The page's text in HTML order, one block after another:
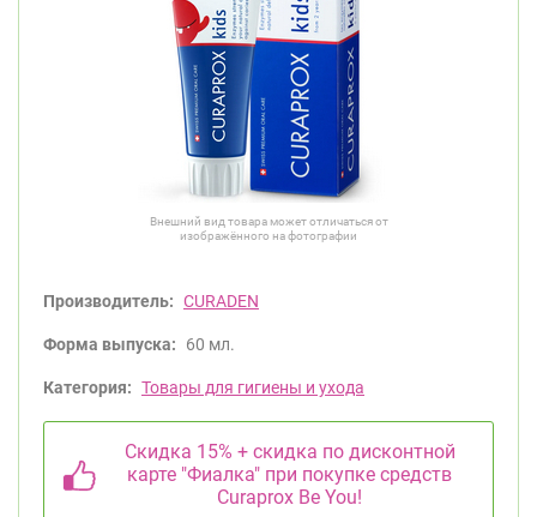
Внешний вид товара может отличаться от
изображённого на фотографии
Производитель: CURADEN
Форма выпуска: 60 мл.
Категория: Товары для гигиены и ухода
Скидка 15% + скидка по дисконтной
карте "Фиалка" при покупке средств
Curaprox Be You!